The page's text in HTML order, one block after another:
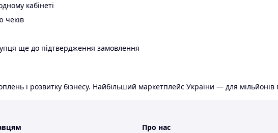
кабінеті
чеків
ще до підтвердження замовлення
і розвитку бізнесу. Найбільший маркетплейс України — для мільйонів
Про нас